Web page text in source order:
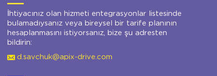
İhtiyacınız olan hizmeti entegrasyonlar listesinde
bulamadıysanız veya bireysel bir tarife planının
hesaplanmasını istiyorsanız, bize şu adresten
bildirin:
d.savchuk@apix-drive.com